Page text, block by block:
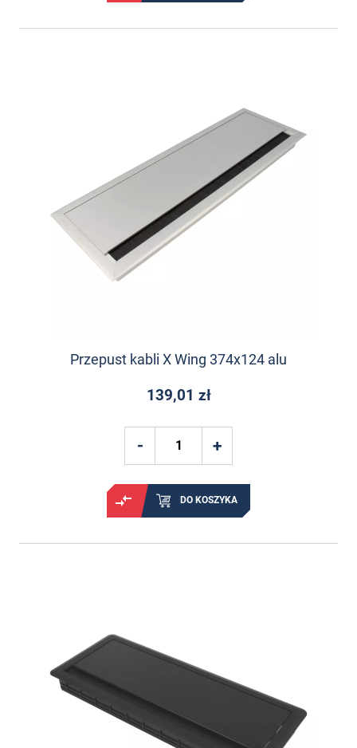
Przepust kabli X Wing 374x124 alu
139,01 zł
DO KOSZYKA